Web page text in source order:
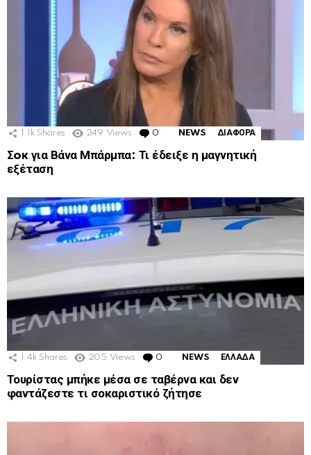
1.1k Shares 249 Views 0 Comments
NEWS ΔΙΑΦΟΡΑ
Σoκ για Βάνα Μπάρμπα: Τι έδειξε η μαγνητική
εξέταση
1.4k Shares 205 Views 0 Comments
NEWS ΕΛΛΑΔΑ
Τουρίστας μπήκε μέσα σε ταβέρνα και δεν
φαντάζεστε τι σοκαριστικό ζήτησε